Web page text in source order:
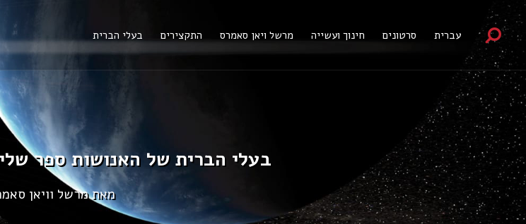
בעלי הברית התקצירים מרשל ויאן סאמרס חינוך ועשייה סרטונים עברית
בעלי הברית של האנושות ספר
מאת מרשל וויאן